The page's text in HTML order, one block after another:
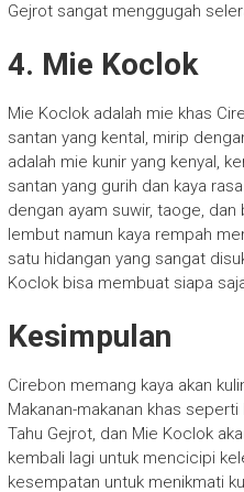
Gejrot sangat menggugah
4. Mie Koclok
Mie Koclok adalah mie khas
santan yang kental, mirip
adalah mie kunir yang kenyal,
santan yang gurih dan kaya
dengan ayam suwir, taoge,
lembut namun kaya rempah
satu hidangan yang sangat
Koclok bisa membuat siapa
Kesimpulan
Cirebon memang kaya akan
Makanan-makanan khas
Tahu Gejrot, dan Mie Koclok
kembali lagi untuk mencicipi
kesempatan untuk menikmati